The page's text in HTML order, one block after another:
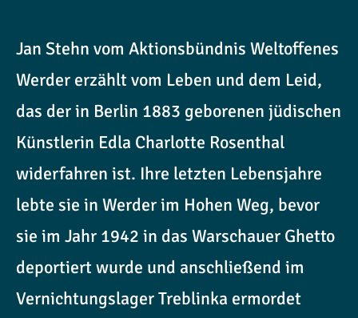
Jan Stehn vom Aktionsbündnis Weltoffenes
Werder erzählt vom Leben und dem Leid,
das der in Berlin 1883 geborenen jüdischen
Künstlerin Edla Charlotte Rosenthal
widerfahren ist. Ihre letzten Lebensjahre
lebte sie in Werder im Hohen Weg, bevor
sie im Jahr 1942 in das Warschauer Ghetto
deportiert wurde und anschließend im
Vernichtungslager Treblinka ermordet